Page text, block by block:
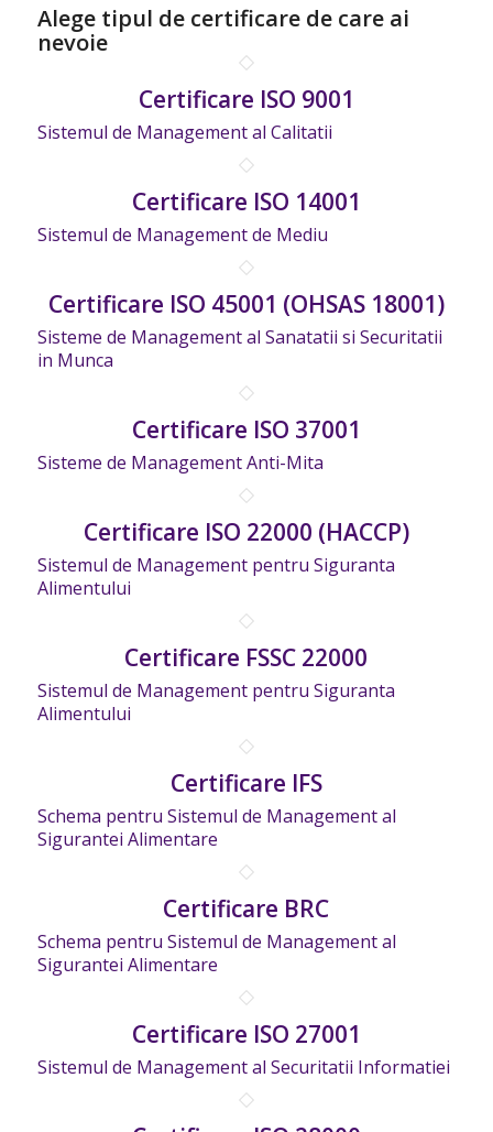
Alege tipul de certificare de care ai
nevoie
Certificare ISO 9001
Sistemul de Management al Calitatii
Certificare ISO 14001
Sistemul de Management de Mediu
Certificare ISO 45001 (OHSAS 18001)
Sisteme de Management al Sanatatii si Securitatii
in Munca
Certificare ISO 37001
Sisteme de Management Anti-Mita
Certificare ISO 22000 (HACCP)
Sistemul de Management pentru Siguranta
Alimentului
Certificare FSSC 22000
Sistemul de Management pentru Siguranta
Alimentului
Certificare IFS
Schema pentru Sistemul de Management al
Sigurantei Alimentare
Certificare BRC
Schema pentru Sistemul de Management al
Sigurantei Alimentare
Certificare ISO 27001
Sistemul de Management al Securitatii Informatiei